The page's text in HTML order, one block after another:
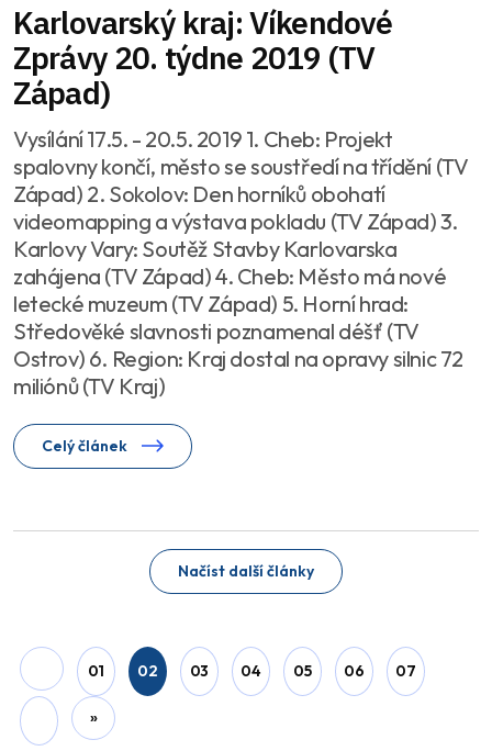
Karlovarský kraj: Víkendové
Zprávy 20. týdne 2019 (TV
Západ)
Vysílání 17.5. - 20.5. 2019 1. Cheb: Projekt
spalovny končí, město se soustředí na třídění (TV
Západ) 2. Sokolov: Den horníků obohatí
videomapping a výstava pokladu (TV Západ) 3.
Karlovy Vary: Soutěž Stavby Karlovarska
zahájena (TV Západ) 4. Cheb: Město má nové
letecké muzeum (TV Západ) 5. Horní hrad:
Středověké slavnosti poznamenal déšť (TV
Ostrov) 6. Region: Kraj dostal na opravy silnic 72
miliónů (TV Kraj)
Celý článek
Načíst další články
01 02 03 04 05 06 07
»